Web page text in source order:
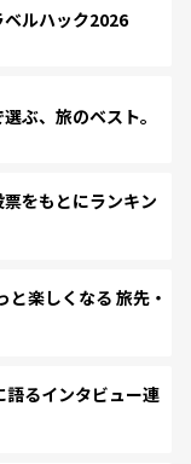
ルハック2026
ぶ、旅のベスト。
をもとにランキン
楽しくなる 旅先・
るインタビュー連